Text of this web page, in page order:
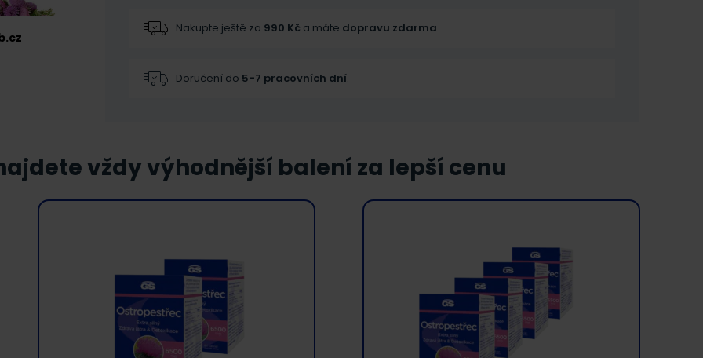
Nakupte ještě za 990 Kč a máte dopravu zdarma
Doručení do 5-7 pracovních dní.
vždy výhodnější balení za lepší cenu